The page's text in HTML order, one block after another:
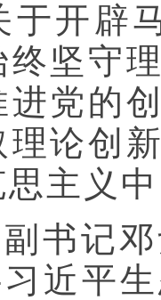
于开辟
坚守
党的
理论创
主义
书记
近平